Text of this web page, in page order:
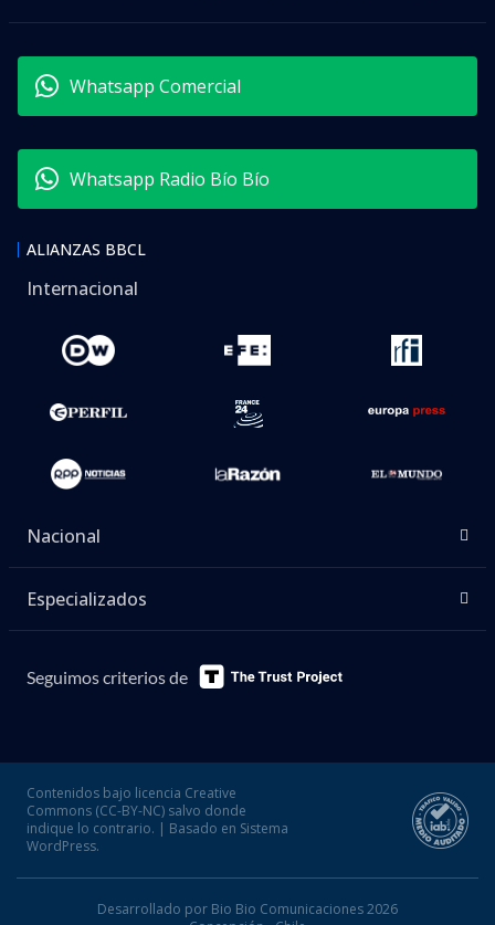
Whatsapp Comercial
Whatsapp Radio Bío Bío
ALIANZAS BBCL
Internacional
Nacional
Especializados
Seguimos criterios de
Contenidos bajo licencia Creative
Commons (CC-BY-NC) salvo donde
indique lo contrario. | Basado en Sistema
WordPress.
Desarrollado por Bio Bio Comunicaciones 2026